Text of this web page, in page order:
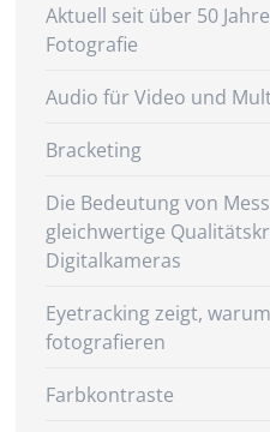
Aktuell seit über 50
Fotografie
Audio für Video und
Bracketing
Die Bedeutung von
gleichwertige
Digitalkameras
Eyetracking zeigt,
fotografieren
Farbkontraste